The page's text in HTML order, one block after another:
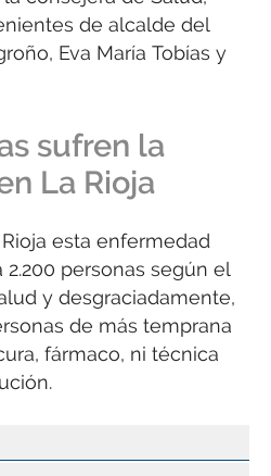
de alcalde del
Eva María Tobías y
sufren la
La Rioja
esta enfermedad
personas según el
y desgraciadamente,
de más temprana
fármaco, ni técnica